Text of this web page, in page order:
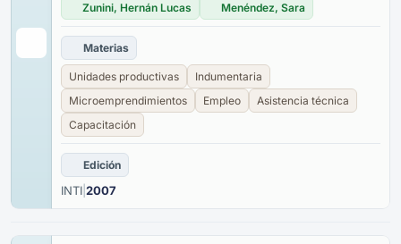
Zunini, Hernán Lucas Menéndez, Sara
Materias
Unidades productivas
Indumentaria
Microemprendimientos
Empleo
Asistencia técnica
Capacitación
Edición
INTI 2007